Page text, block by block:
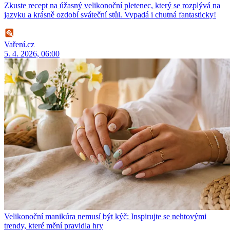
Zkuste recept na úžasný velikonoční pletenec, který se rozplývá na
jazyku a krásně ozdobí sváteční stůl. Vypadá i chutná fantasticky!
Vaření.cz
5. 4. 2026, 06:00
Velikonoční manikúra nemusí být kýč: Inspirujte se nehtovými
trendy, které mění pravidla hry